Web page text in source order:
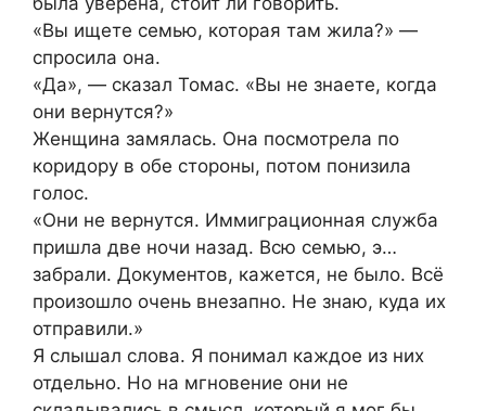
«Вы ищете семью, которая там жила?» —
спросила она.
«Да», — сказал Томас. «Вы не знаете, когда
они вернутся?»
Женщина замялась. Она посмотрела по
коридору в обе стороны, потом понизила
голос.
«Они не вернутся. Иммиграционная служба
пришла две ночи назад. Всю семью, э…
забрали. Документов, кажется, не было. Всё
произошло очень внезапно. Не знаю, куда их
отправили.»
Я слышал слова. Я понимал каждое из них
отдельно. Но на мгновение они не